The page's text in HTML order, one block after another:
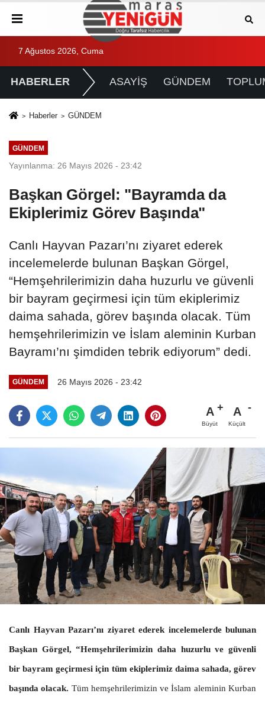
7 Ağustos 2026, Cuma
HABERLER ASAYİŞ GÜNDEM
Haberler GÜNDEM
GÜNDEM
Yayınlanma: 26 Mayıs 2026 - 23:42
Başkan Görgel: "Bayramda da
Ekiplerimiz Görev Başında"
Canlı Hayvan Pazarı’nı ziyaret ederek
incelemelerde bulunan Başkan Görgel,
“Hemşehrilerimizin daha huzurlu ve güvenli
bir bayram geçirmesi için tüm ekiplerimiz
daima sahada, görev başında olacak. Tüm
hemşehrilerimizin ve İslam aleminin Kurban
Bayramı’nı şimdiden tebrik ediyorum” dedi.
GÜNDEM 26 Mayıs 2026 - 23:42
A
Büyüt
A
Küçült
Canlı Hayvan Pazarı’nı ziyaret ederek incelemelerde bulunan
Başkan Görgel, “Hemşehrilerimizin daha huzurlu ve güvenli
bir bayram geçirmesi için tüm ekiplerimiz daima sahada, görev
başında olacak. Tüm hemşehrilerimizin ve İslam aleminin Kurban